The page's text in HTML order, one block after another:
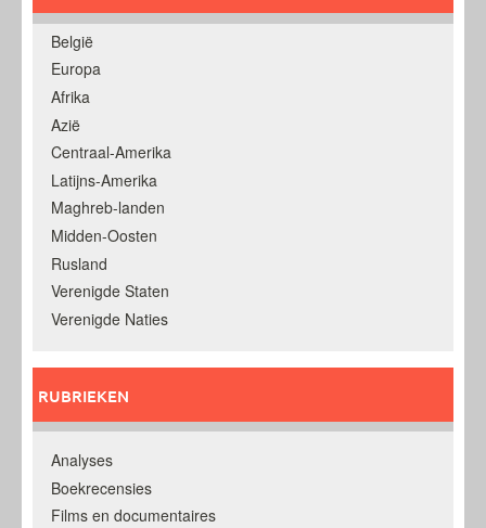
België
Europa
Afrika
Azië
Centraal-Amerika
Latijns-Amerika
Maghreb-landen
Midden-Oosten
Rusland
Verenigde Staten
Verenigde Naties
RUBRIEKEN
Analyses
Boekrecensies
Films en documentaires